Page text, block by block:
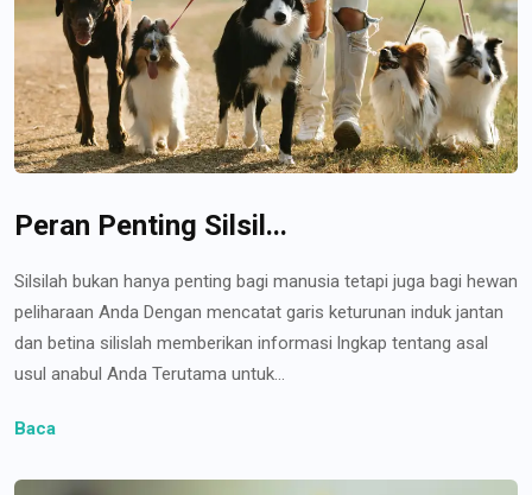
Peran Penting Silsil...
Silsilah bukan hanya penting bagi manusia tetapi juga bagi hewan
peliharaan Anda Dengan mencatat garis keturunan induk jantan
dan betina silislah memberikan informasi lngkap tentang asal
usul anabul Anda Terutama untuk...
Baca